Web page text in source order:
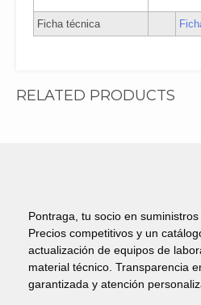
Ficha técnica
RELATED PRODUCTS
Pontraga, tu socio en
Precios competitivos y un
actualización de equipos de
material técnico. Transparencia
garantizada y atención